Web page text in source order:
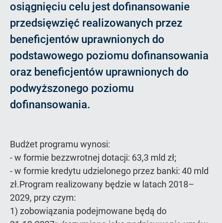
osiągnięciu celu jest dofinansowanie
przedsięwzięć realizowanych przez
beneficjentów uprawnionych do
podstawowego poziomu dofinansowania
oraz beneficjentów uprawnionych do
podwyższonego poziomu
dofinansowania.
Budżet programu wynosi:
- w formie bezzwrotnej dotacji: 63,3 mld zł;
- w formie kredytu udzielonego przez banki: 40 mld
zł.Program realizowany będzie w latach 2018–
2029, przy czym:
1) zobowiązania podejmowane będą do